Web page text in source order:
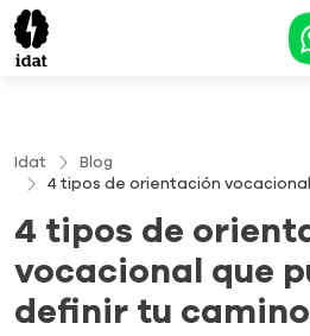
Idat
Blog
4 tipos de orientación
4 tipos de
vocacional que
definir tu